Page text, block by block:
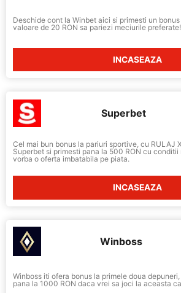
Deschide cont la Winbet aici si primesti un
valoare de 20 RON sa pariezi meciurile preferate!
INCASEAZA
Superbet
Cel mai bun bonus la pariuri sportive, cu RULAJ
Superbet si primesti pana la 500 RON cu
vorba o oferta imbatabila pe piata.
INCASEAZA
Winboss
Winboss iti ofera bonus la primele doua
pana la 1000 RON daca vrei sa joci la aceasta